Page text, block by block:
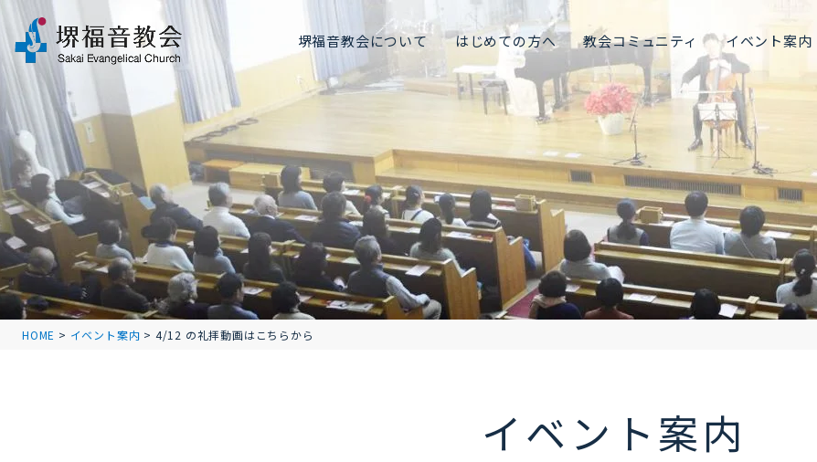
堺福音教会について はじめての方へ 教会コミュニティ イベント案内
HOME > イベント案内 > 4/12 の礼拝動画はこちらから
イベント案内